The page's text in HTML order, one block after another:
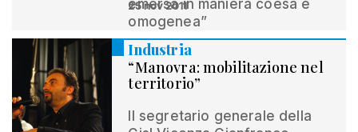
emersa in maniera coesa e
omogenea”
25 nov 2011
Industria
“Manovra: mobilitazione nel
territorio”
Il segretario generale della